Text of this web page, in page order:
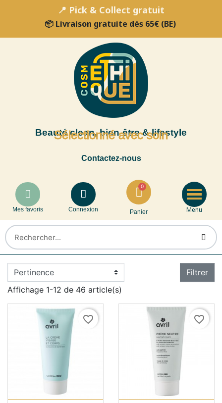
📍 Pick & Collect gratuit
📦 Livraison gratuite dès 65€ (BE)
Beauté clean, bien-être & lifestyle
Sélectionné avec soin
Contactez-nous
Mes favoris Connexion Panier Menu
Filtrer
Affichage 1-12 de 46 article(s)
favorite_border favorite_border